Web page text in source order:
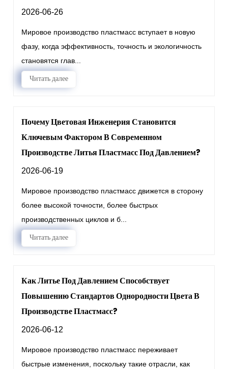
2026-06-26
Мировое производство пластмасс вступает в новую
фазу, когда эффективность, точность и экологичность
становятся глав...
Читать далее
Почему Цветовая Инженерия Становится
Ключевым Фактором В Современном
Производстве Литья Пластмасс Под Давлением?
2026-06-19
Мировое производство пластмасс движется в сторону
более высокой точности, более быстрых
производственных циклов и б...
Читать далее
Как Литье Под Давлением Способствует
Повышению Стандартов Однородности Цвета В
Производстве Пластмасс?
2026-06-12
Мировое производство пластмасс переживает
быстрые изменения, поскольку такие отрасли, как